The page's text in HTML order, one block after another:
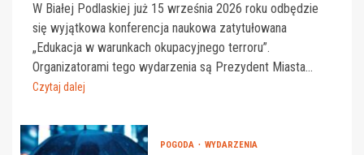
W Białej Podlaskiej już 15 września 2026 roku odbędzie
się wyjątkowa konferencja naukowa zatytułowana
„Edukacja w warunkach okupacyjnego terroru”.
Organizatorami tego wydarzenia są Prezydent Miasta...
Czytaj dalej
POGODA WYDARZENIA